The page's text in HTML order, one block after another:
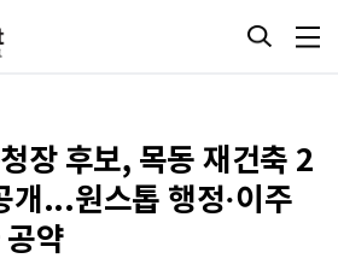
장 후보, 목동 재건축 2
개...원스톱 행정·이주
약